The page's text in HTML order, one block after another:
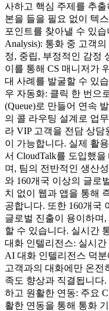
사하고 핵심 주제를 추
본을 들을 필요 없이 텍
포인트를 찾아낼 수 있습
Analysis): 통화 중 고객
정, 중립, 부정적인 감정
이를 통해 CS 매니저가
대 사례를 발굴할 수 있
우 자동화: 클릭 한 번으
(Queue)로 만들어 연속
의 콜 라우팅 설계로 업
라 VIP 고객을 전담 상
이 가능합니다. 실제 활
서 CloudTalk를 도입했
며, 팀의 전반적인 생산
와 160개국 이상의 글로
치 없이 웹과 앱을 통해
공합니다. 또한 160개국
글로벌 진출이 용이하며
할 수 있습니다. 실시간
대화 인텔리전스: 실시
AI 대화 인텔리전스 덕
고객과의 대화에만 온전
족도 향상과 직결됩니다
하고 원활한 연동: 주요
활한 연동을 통해 통화